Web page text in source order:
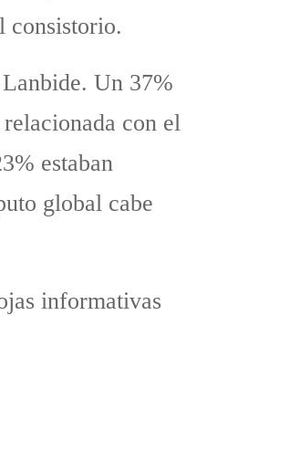
consistorio.
Un 37%
con el
estaban
global cabe
informativas